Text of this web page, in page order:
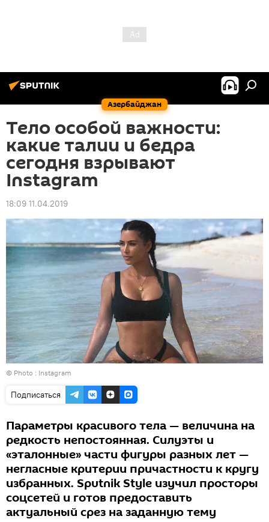
Азербайджан
Тело особой важности:
какие талии и бедра
сегодня взрывают
Instagram
18:09 11.04.2019
© Photo : Instagram
Подписаться
Параметры красивого тела — величина на
редкость непостоянная. Силуэты и
«эталонные» части фигуры разных лет —
негласные критерии причастности к кругу
избранных. Sputnik Style изучил просторы
соцсетей и готов предоставить
актуальный срез на заданную тему